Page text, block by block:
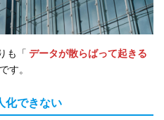
も「 データが散らばって起きる
す。
化できない